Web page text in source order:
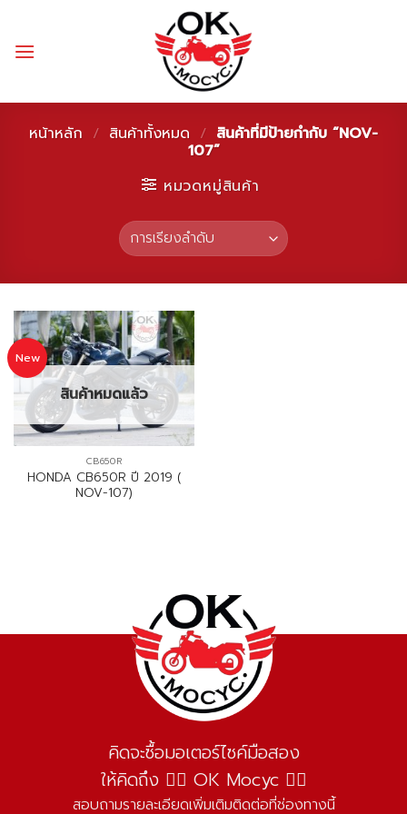
content
หน้าหลัก / สินค้าทั้งหมด / สินค้าที่มีป้ายกำกับ “NOV-
107”
หมวดหมู่สินค้า
New
สินค้าหมดแล้ว
CB650R
HONDA CB650R ปี 2019 (
NOV-107)
คิดจะซื้อมอเตอร์ไซค์มือสอง
ให้คิดถึง 👌🏻 OK Mocyc 👌🏻
สอบถามรายละเอียดเพิ่มเติมติดต่อที่ช่องทางนี้